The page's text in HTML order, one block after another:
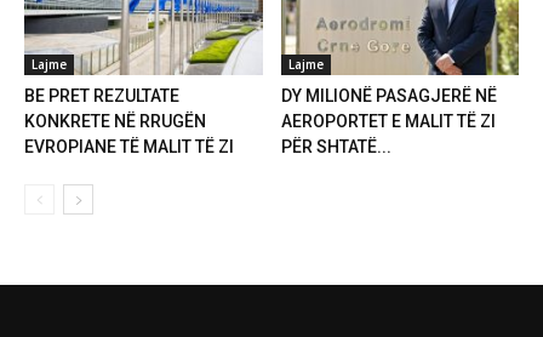
Lajme
BE PRET REZULTATE
KONKRETE NË RRUGËN
EVROPIANE TË MALIT TË ZI
Lajme
DY MILIONË PASAGJERË NË
AEROPORTET E MALIT TË ZI
PËR SHTATË...